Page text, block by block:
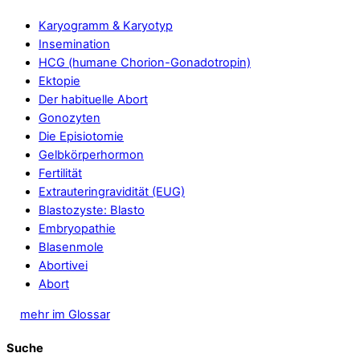
Karyogramm & Karyotyp
Insemination
HCG (humane Chorion-Gonadotropin)
Ektopie
Der habituelle Abort
Gonozyten
Die Episiotomie
Gelbkörperhormon
Fertilität
Extrauteringravidität (EUG)
Blastozyste: Blasto
Embryopathie
Blasenmole
Abortivei
Abort
mehr im Glossar
Suche